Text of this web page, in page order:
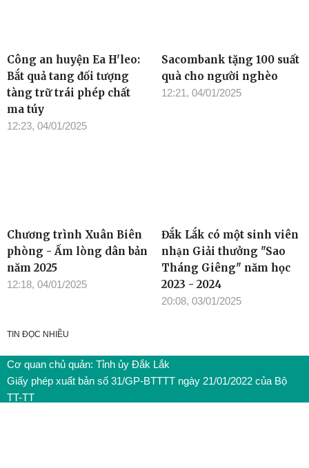
Công an huyện Ea H'leo:
Bắt quả tang đối tượng
tàng trữ trái phép chất
ma túy
12:23, 04/01/2025
Sacombank tặng 100 suất
quà cho người nghèo
12:21, 04/01/2025
Chương trình Xuân Biên
phòng - Ấm lòng dân bản
năm 2025
12:18, 04/01/2025
Đắk Lắk có một sinh viên
nhận Giải thưởng "Sao
Tháng Giêng" năm học
2023 - 2024
20:08, 03/01/2025
TIN ĐỌC NHIỀU
Cơ quan chủ quản: Tỉnh ủy Đắk Lắk
Giấy phép xuất bản số 31/GP-BTTTT ngày 21/01/2022 của Bộ
TT-TT